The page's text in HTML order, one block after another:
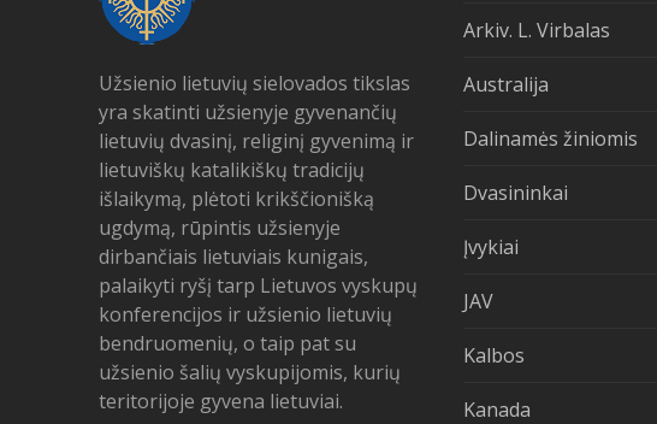
Užsienio lietuvių sielovados tikslas
yra skatinti užsienyje gyvenančių
lietuvių dvasinį, religinį gyvenimą ir
lietuviškų katalikiškų tradicijų
išlaikymą, plėtoti krikščionišką
ugdymą, rūpintis užsienyje
dirbančiais lietuviais kunigais,
palaikyti ryšį tarp Lietuvos vyskupų
konferencijos ir užsienio lietuvių
bendruomenių, o taip pat su
užsienio šalių vyskupijomis, kurių
teritorijoje gyvena lietuviai.
Arkiv. L. Virbalas
Australija
Dalinamės žiniomis
Dvasininkai
Įvykiai
JAV
Kalbos
Kanada